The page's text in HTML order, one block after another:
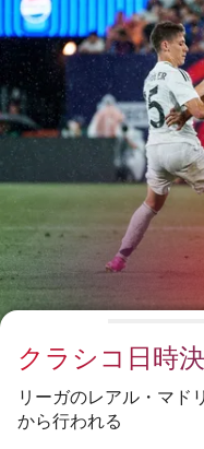
バルサアカ
plusicon
label.aria.plus
10年毎
会長
レジェンド
監督
plusicon
label.aria.plus
プレスパス
女子サッカー
plusicon
label.aria.plus
スケジュール
チケット
結果
順位表
バルサAtlètic
plusicon
label.aria.plus
スケジュール
チケット
結果
PLUSICON
LABEL.ARIA.PLUS
トップチーム
plusicon
label.aria.plus
スケジュール
チケット
結果
順位表
PLUSICON
LABEL.ARIA.PLUS
トップチーム
スケジュール
チケット
PLUSICON
LABEL.ARIA.PLUS
トップチーム
クラシコ日時決
リーガのレアル・マド
から行われる